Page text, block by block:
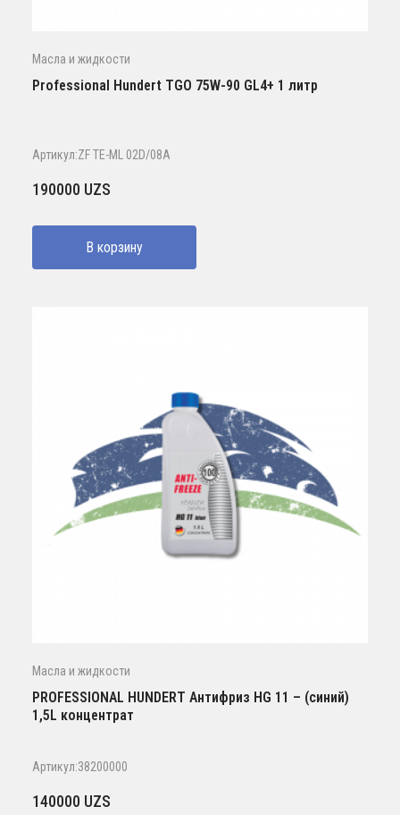
Масла и жидкости
Professional Hundert TGO 75W-90 GL4+ 1 литр
Артикул:ZF TE-ML 02D/08A
190000 UZS
В корзину
Масла и жидкости
PROFESSIONAL HUNDERT Антифриз HG 11 – (синий)
1,5L концентрат
Артикул:38200000
140000 UZS